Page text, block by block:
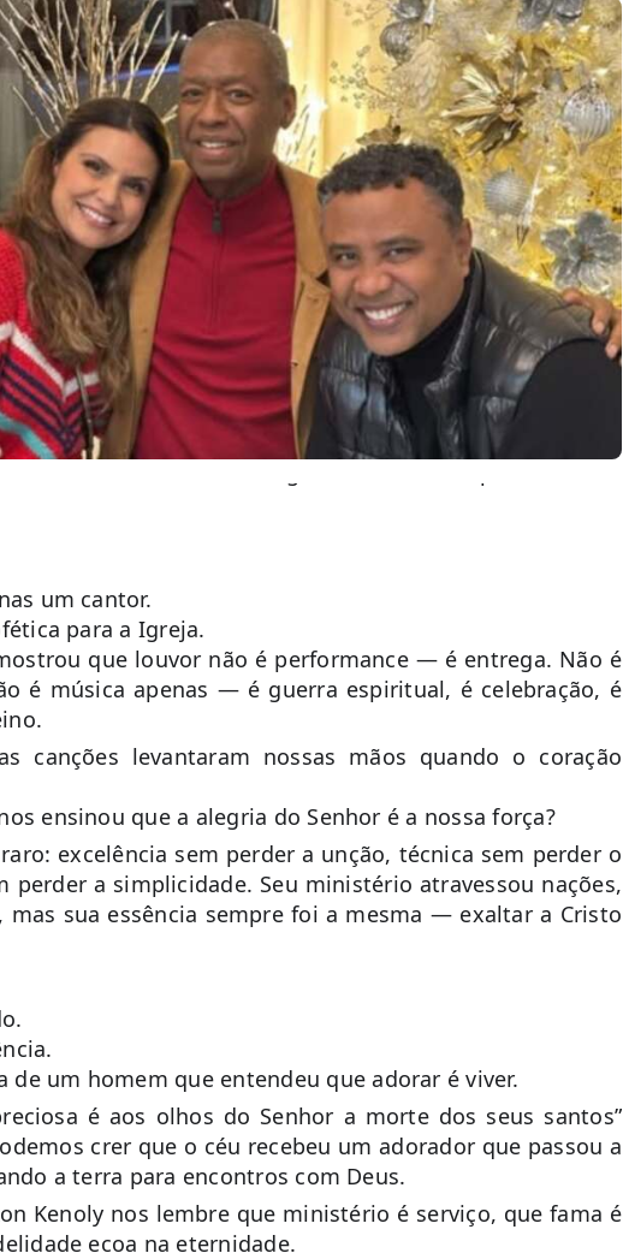
do Pastor Ron Kenoly, um adorador que marcou
um cantor.
para a Igreja.
que louvor não é performance — é entrega. Não é
é música apenas — é guerra espiritual, é celebração, é
canções levantaram nossas mãos quando o coração
ensinou que a alegria do Senhor é a nossa força?
excelência sem perder a unção, técnica sem perder o
perder a simplicidade. Seu ministério atravessou nações,
mas sua essência sempre foi a mesma — exaltar a Cristo
de um homem que entendeu que adorar é viver.
é aos olhos do Senhor a morte dos seus santos”
crer que o céu recebeu um adorador que passou a
a terra para encontros com Deus.
Kenoly nos lembre que ministério é serviço, que fama é
ecoa na eternidade.